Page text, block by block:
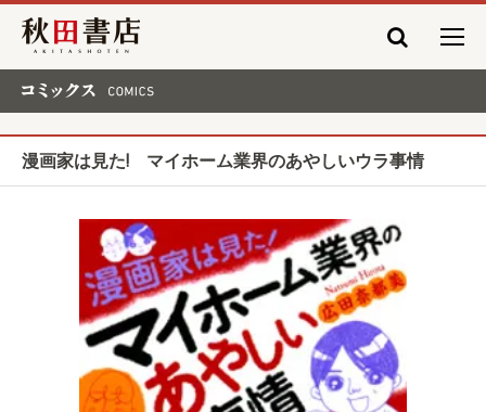
秋田書店
漫画家は見た! マイホーム業界のあやしいウラ事情